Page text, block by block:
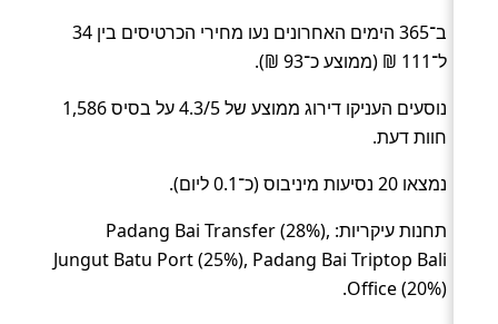
ב־365 הימים האחרונים נעו מחירי הכרטיסים בין 34
ל־111 ₪ (ממוצע כ־93 ₪).
נוסעים העניקו דירוג ממוצע של 4.3/5 על בסיס 1,586
חוות דעת.
נמצאו 20 נסיעות מיניבוס (כ־0.1 ליום).
תחנות עיקריות: Padang Bai Transfer (28%),
Jungut Batu Port (25%), Padang Bai Triptop Bali
Office (20%).